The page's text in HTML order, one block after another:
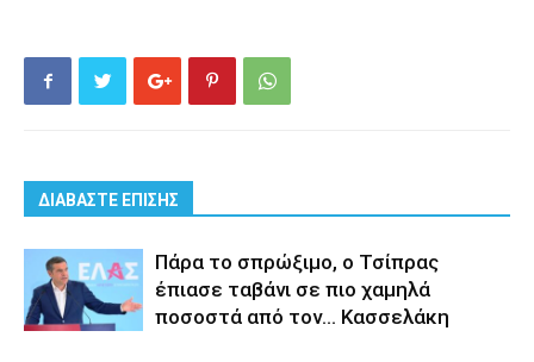
ΔΙΑΒΑΣΤΕ ΕΠΙΣΗΣ
Πάρα το σπρώξιμο, ο Τσίπρας
έπιασε ταβάνι σε πιο χαμηλά
ποσοστά από τον… Κασσελάκη